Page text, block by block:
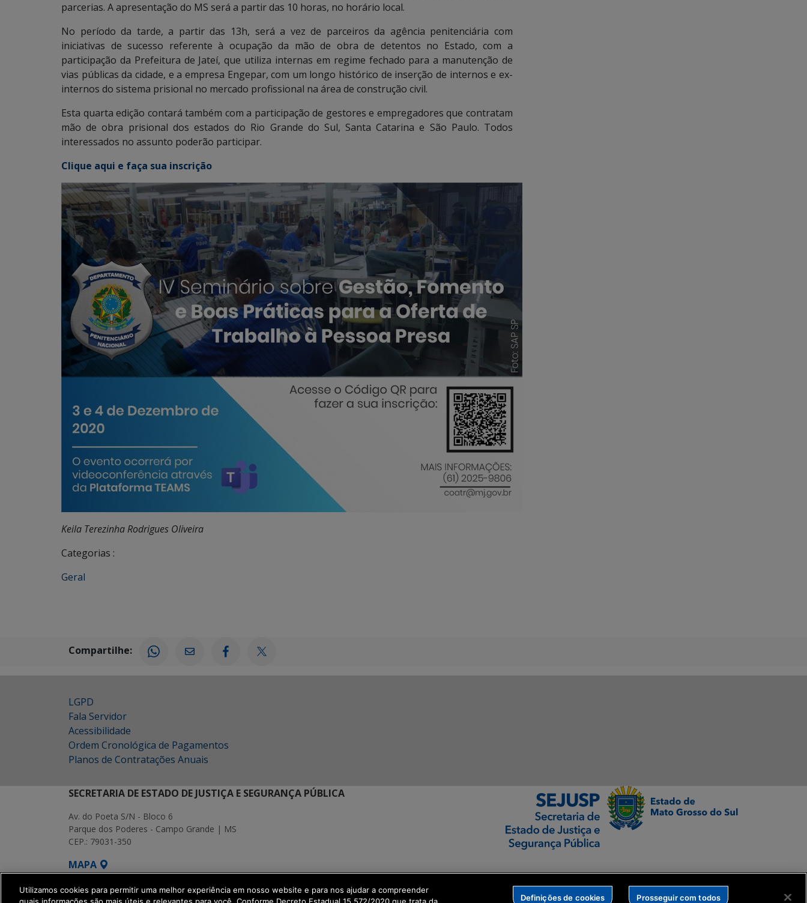
parcerias. A apresentação do MS será a partir das 10 horas, no horário local.
No período da tarde, a partir das 13h, será a vez de parceiros da agência penitenciária com
iniciativas de sucesso referente à ocupação da mão de obra de detentos no Estado, com a
participação da Prefeitura de Jateí, que utiliza internas em regime fechado para a manutenção de
vias públicas da cidade, e a empresa Engepar, com um longo histórico de inserção de internos e ex-
internos do sistema prisional no mercado profissional na área de construção civil.
Esta quarta edição contará também com a participação de gestores e empregadores que contratam
mão de obra prisional dos estados do Rio Grande do Sul, Santa Catarina e São Paulo. Todos
interessados no assunto poderão participar.
Clique aqui e faça sua inscrição
Keila Terezinha Rodrigues Oliveira
Categorias :
Geral
Compartilhe:
LGPD
Fala Servidor
Acessibilidade
Ordem Cronológica de Pagamentos
Planos de Contratações Anuais
SECRETARIA DE ESTADO DE JUSTIÇA E SEGURANÇA PÚBLICA
Av. do Poeta S/N - Bloco 6
Parque dos Poderes - Campo Grande | MS
CEP.: 79031-350
MAPA
SETDIG | Secretaria-Executiva de Transformação Digital
Utilizamos cookies para permitir uma melhor experiência em nosso website e para nos ajudar a compreender
Definições de cookies Prosseguir com todos